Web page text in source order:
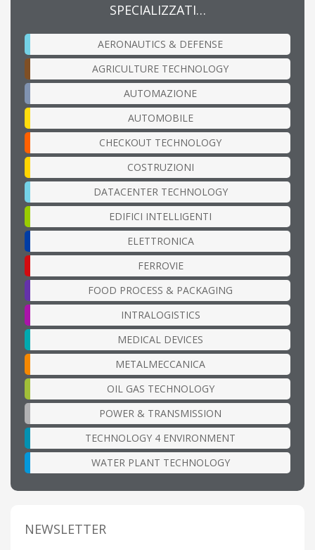
SPECIALIZZATI…
AERONAUTICS & DEFENSE
AGRICULTURE TECHNOLOGY
AUTOMAZIONE
AUTOMOBILE
CHECKOUT TECHNOLOGY
COSTRUZIONI
DATACENTER TECHNOLOGY
EDIFICI INTELLIGENTI
ELETTRONICA
FERROVIE
FOOD PROCESS & PACKAGING
INTRALOGISTICS
MEDICAL DEVICES
METALMECCANICA
OIL GAS TECHNOLOGY
POWER & TRANSMISSION
TECHNOLOGY 4 ENVIRONMENT
WATER PLANT TECHNOLOGY
NEWSLETTER